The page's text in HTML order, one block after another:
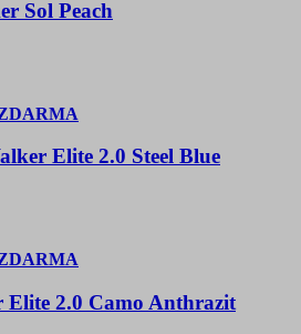
Sol Peach
Elite 2.0 Steel Blue
Elite 2.0 Camo Anthrazit